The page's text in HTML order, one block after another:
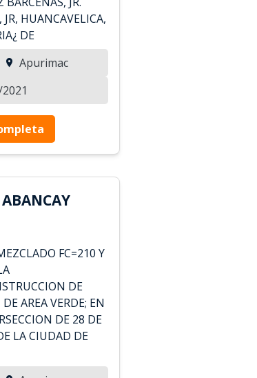
HUANCAVELICA,
DE
Apurimac
FC=210 Y
DE
AREA VERDE; EN
DE 28 DE
LA CIUDAD DE